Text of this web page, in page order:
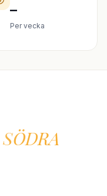
–
Per vecka
SÖDRA